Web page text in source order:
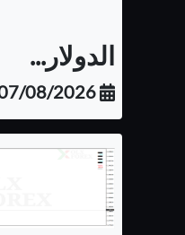
الدولار...
07/08/2026